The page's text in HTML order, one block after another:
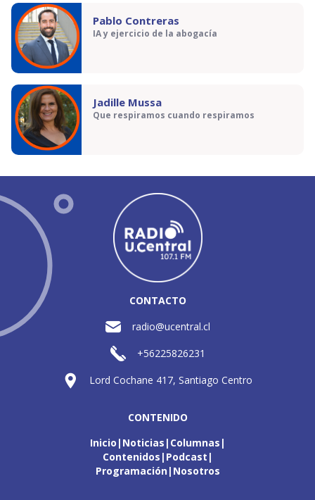
Pablo Contreras
IA y ejercicio de la abogacía
Jadille Mussa
Que respiramos cuando respiramos
CONTACTO
radio@ucentral.cl
+56225826231
Lord Cochane 417, Santiago Centro
CONTENIDO
Inicio Noticias Columnas
Contenidos Podcast
Programación Nosotros